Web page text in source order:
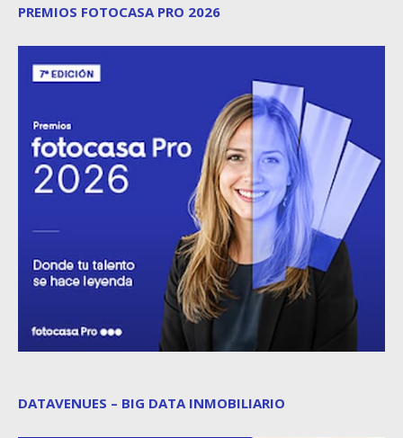
PREMIOS FOTOCASA PRO 2026
DATAVENUES – BIG DATA INMOBILIARIO